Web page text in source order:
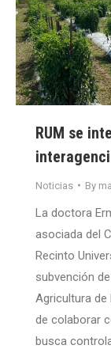
RUM se
Noticias By
La doctora
asociada del
Recinto
subvención
Agricultura de
de colaborar
busca